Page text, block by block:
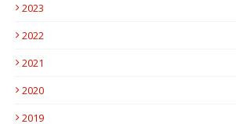
2023
2022
2021
2020
2019